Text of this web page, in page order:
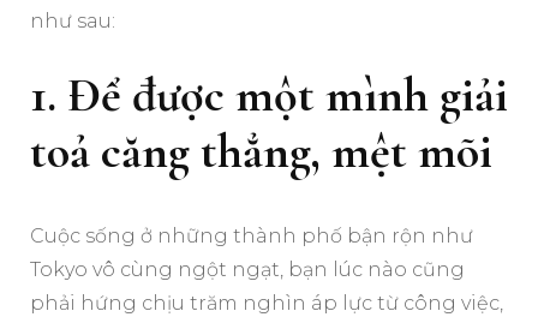
như sau:
1. Để được một mình giải
toả căng thẳng, mệt mõi
Cuộc sống ở những thành phố bận rộn như
Tokyo vô cùng ngột ngạt, bạn lúc nào cũng
phải hứng chịu trăm nghìn áp lực từ công việc,